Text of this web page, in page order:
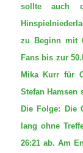
sollte auch
zu Beginn mit
Fans bis zur
Mika Kurr für
Stefan Hamsen
Die Folge: Die
lang ohne
26:21 ab. Am